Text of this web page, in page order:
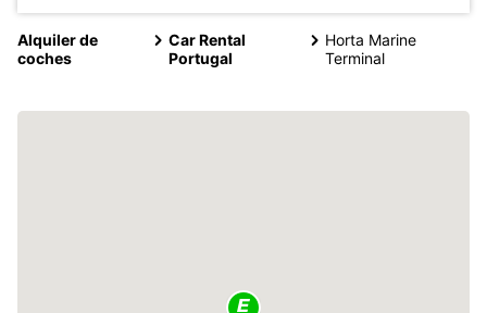
Alquiler de
coches
Car Rental
Portugal
Horta Marine
Terminal